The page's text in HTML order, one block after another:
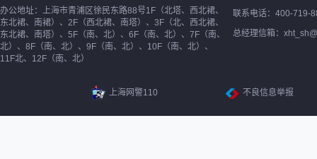
办公地址：上海市青浦区徐民东路88号1F（北塔、西北裙、
东北裙、南裙）、2F（西北裙、南塔）、3F（北、西北裙、
东北裙、南塔）、5F（南、北）、6F（南、北）、7F（南、
北）、8F（南、北）、9F（南、北）、10F（南、北）、
11F北、12F（南、北）
联系电话：400-719-
总经理信箱：
上海网警110 不良信息举报